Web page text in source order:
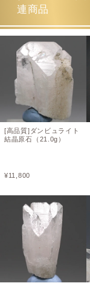
連商品
[高品質]ダンビュライト
結晶原石（21.0g）
¥11,800